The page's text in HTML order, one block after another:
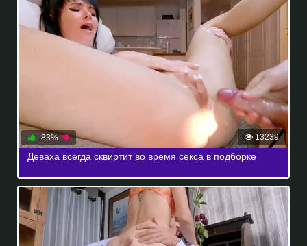
13239
83%
Деваха всегда сквиртит во время секса в подборке